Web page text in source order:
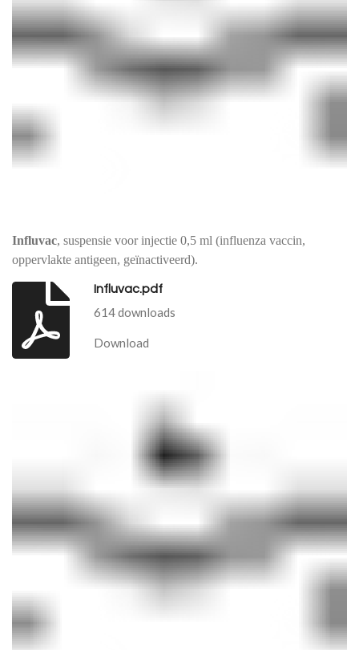
Influvac, suspensie voor injectie 0,5 ml (influenza vaccin,
oppervlakte antigeen, geïnactiveerd).
Influvac.pdf
614 downloads
Download